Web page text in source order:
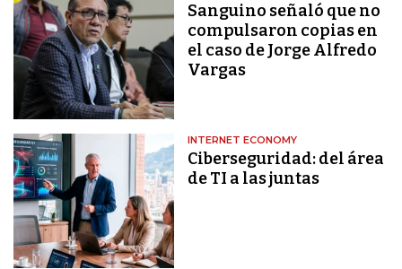
Sanguino señaló que no
compulsaron copias en
el caso de Jorge Alfredo
Vargas
INTERNET ECONOMY
Ciberseguridad: del área
de TI a las juntas